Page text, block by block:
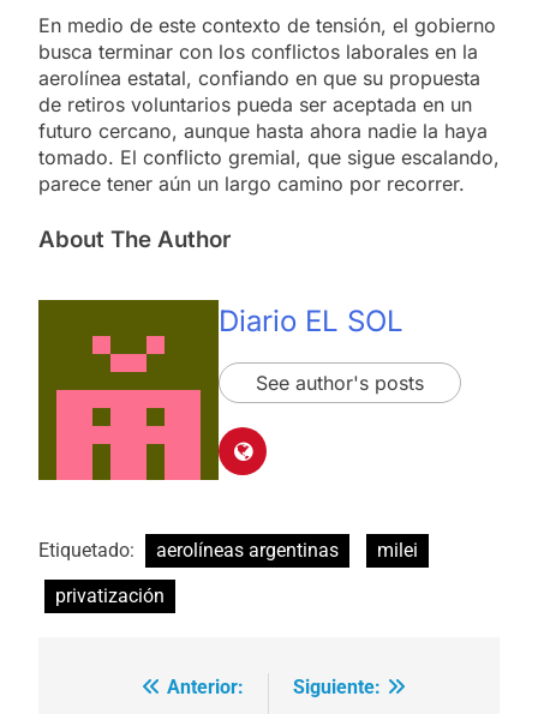
En medio de este contexto de tensión, el gobierno
busca terminar con los conflictos laborales en la
aerolínea estatal, confiando en que su propuesta
de retiros voluntarios pueda ser aceptada en un
futuro cercano, aunque hasta ahora nadie la haya
tomado. El conflicto gremial, que sigue escalando,
parece tener aún un largo camino por recorrer.
About The Author
Diario EL SOL
See author's posts
Etiquetado: aerolíneas argentinas
milei
privatización
Navegación
Anterior:
Siguiente: